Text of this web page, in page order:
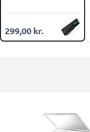
299,00 kr.